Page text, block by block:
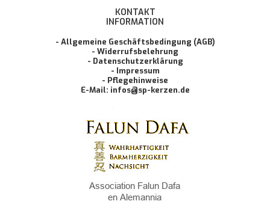
KONTAKT
INFORMATION
- Allgemeine Geschäftsbedingung (AGB)
- Widerrufsbelehrung
- Datenschutzerklärung
- Impressum
- Pflegehinweise
E-Mail: infos@sp-kerzen.de